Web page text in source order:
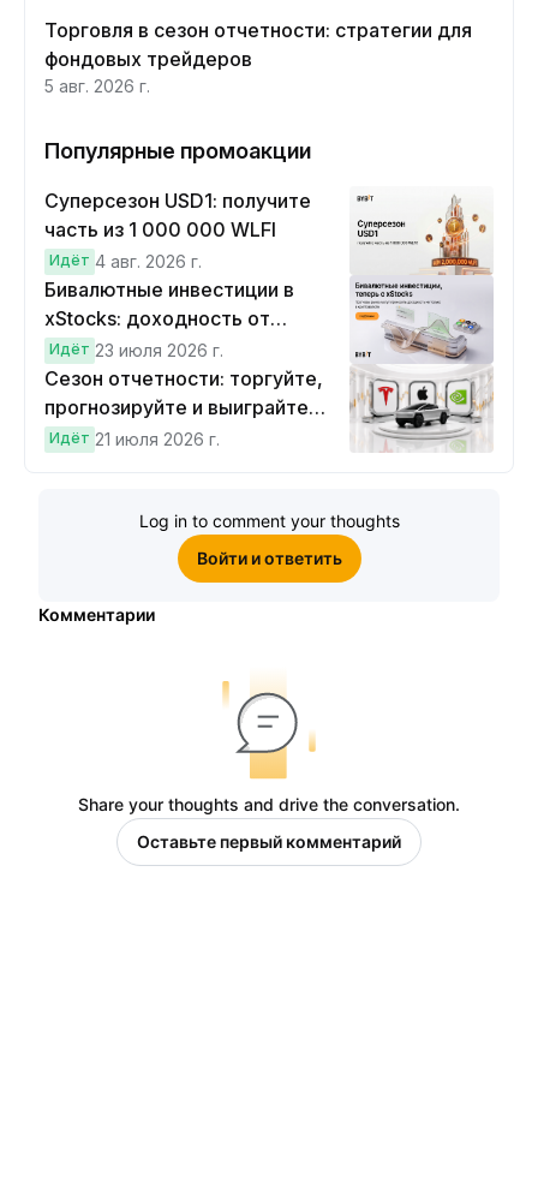
Торговля в сезон отчетности: стратегии для
фондовых трейдеров
5 авг. 2026 г.
Популярные промоакции
Суперсезон USD1: получите
часть из 1 000 000 WLFI
Идёт 4 авг. 2026 г.
Бивалютные инвестиции в
xStocks: доходность от
прогнозов
Идёт 23 июля 2026 г.
Сезон отчетности: торгуйте,
прогнозируйте и выиграйте
Cybertruck!
Идёт 21 июля 2026 г.
Log in to comment your thoughts
Войти и ответить
Комментарии
Share your thoughts and drive the conversation.
Оставьте первый комментарий